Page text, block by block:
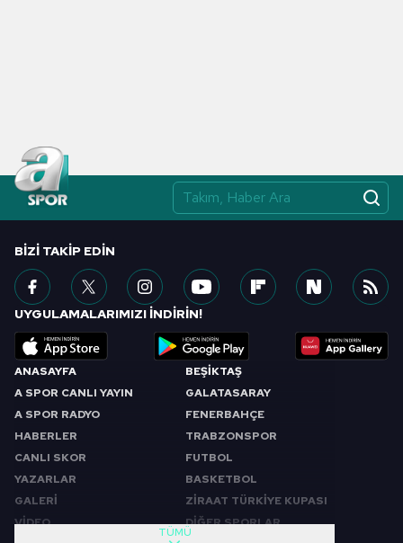
ANASAYFA
A SPOR CANLI YAYIN
A SPOR RADYO
HABERLER
CANLI SKOR
YAZARLAR
GALERİ
VİDEO
BEŞİKTAŞ
GALATASARAY
FENERBAHÇE
TRABZONSPOR
FUTBOL
BASKETBOL
ZİRAAT TÜRKİYE KUPASI
DİĞER SPORLAR
TÜMÜ
BIZI TAKIP EDIN
UYGULAMALARIMIZI İNDİRİN!